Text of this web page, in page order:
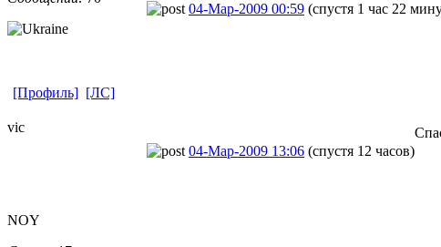
04-Мар-2009 00:59 (спустя 1 час 22
[Профиль] [ЛС]
vic
04-Мар-2009 13:06 (спустя 12 часов)
NOY